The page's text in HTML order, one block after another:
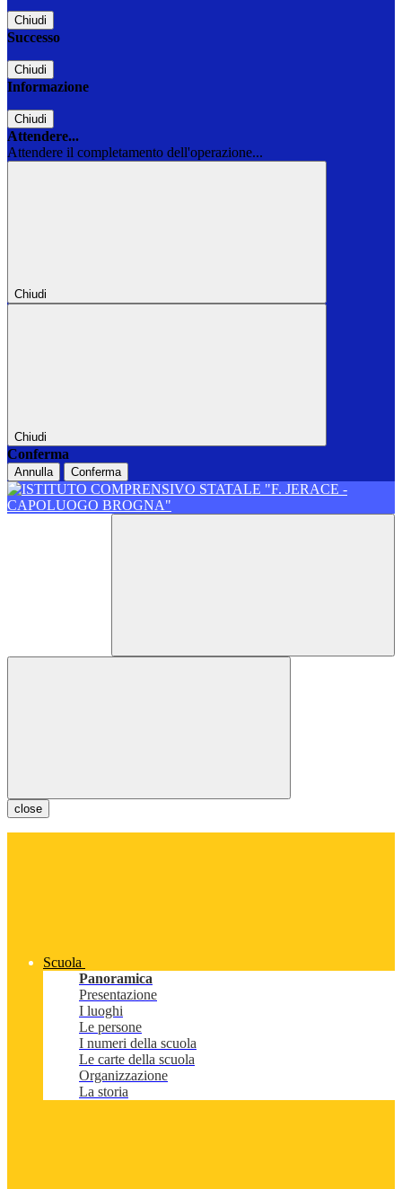
Chiudi
Successo
Chiudi
Informazione
Chiudi
Attendere...
Attendere il completamento dell'operazione...
Chiudi
Chiudi
Conferma
Annulla Conferma
close
Scuola
Panoramica
Presentazione
I luoghi
Le persone
I numeri della scuola
Le carte della scuola
Organizzazione
La storia